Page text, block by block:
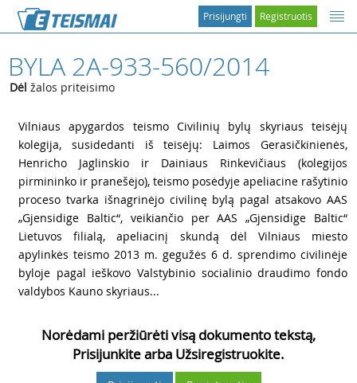
Registruotis
Prisijungti
BYLA 2A-933-560/2014
Dėl žalos priteisimo
Vilniaus apygardos teismo Civilinių bylų skyriaus teisėjų
kolegija, susidedanti iš teisėjų: Laimos Gerasičkinienės,
Henricho Jaglinskio ir Dainiaus Rinkevičiaus (kolegijos
pirmininko ir pranešėjo), teismo posėdyje apeliacine rašytinio
proceso tvarka išnagrinėjo civilinę bylą pagal atsakovo AAS
„Gjensidige Baltic“, veikiančio per AAS „Gjensidige Baltic“
Lietuvos filialą, apeliacinį skundą dėl Vilniaus miesto
apylinkės teismo 2013 m. gegužės 6 d. sprendimo civilinėje
byloje pagal ieškovo Valstybinio socialinio draudimo fondo
valdybos Kauno skyriaus...
Norėdami peržiūrėti visą dokumento tekstą,
Prisijunkite arba Užsiregistruokite.